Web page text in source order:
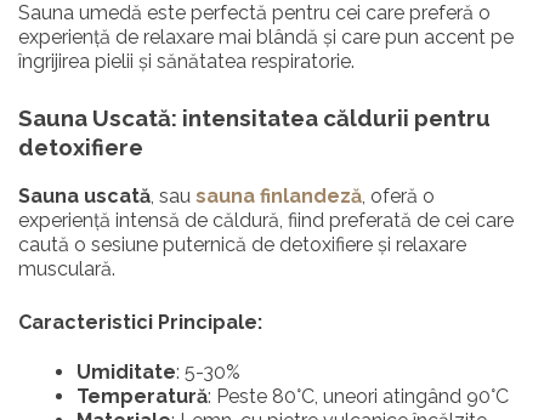
Sauna umedă este perfectă pentru cei care preferă o
experiență de relaxare mai blândă și care pun accent pe
îngrijirea pielii și sănătatea respiratorie.
Sauna Uscată: intensitatea căldurii pentru
detoxifiere
Sauna uscată, sau sauna finlandeză, oferă o
experiență intensă de căldură, fiind preferată de cei care
caută o sesiune puternică de detoxifiere și relaxare
musculară.
Caracteristici Principale:
Umiditate: 5-30%
Temperatură: Peste 80°C, uneori atingând 90°C